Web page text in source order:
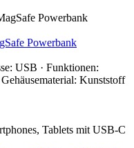
Powerbank
USB · Funktionen:
Kunststoff